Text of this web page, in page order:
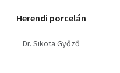
Herendi porcelán
Dr. Sikota Győző